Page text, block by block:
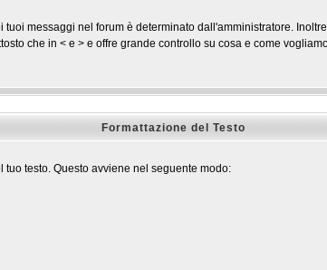
messaggi nel forum è determinato dall'amministratore.
che in < e > e offre grande controllo su cosa e come
Formattazione del Testo
tuo testo. Questo avviene nel seguente modo: